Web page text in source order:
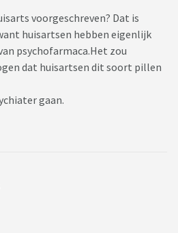
voorgeschreven? Dat is
huisartsen hebben eigenlijk
psychofarmaca.Het zou
dat huisartsen dit soort pillen
gaan.